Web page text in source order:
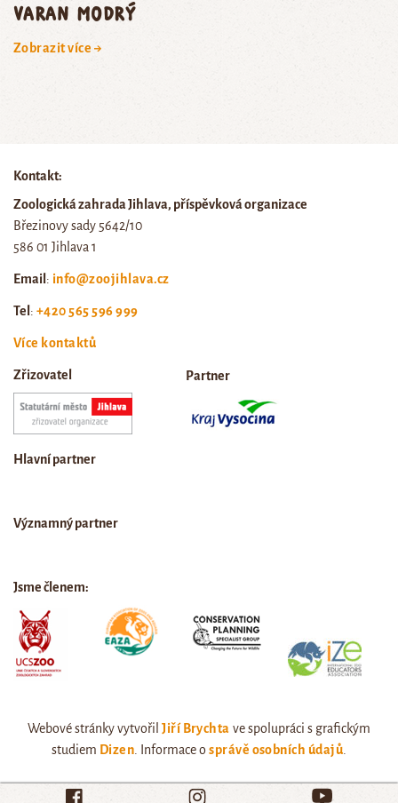
varan modrý
Zobrazit více →
Kontakt:
Zoologická zahrada Jihlava, příspěvková organizace
Březinovy sady 5642/10
586 01 Jihlava 1
Email : info@zoojihlava.cz
Tel : +420 565 596 999
Více kontaktů
Zřizovatel Partner
Hlavní partner
Významný partner
Jsme členem:
Webové stránky vytvořilJiří Brychta ve spolupráci s grafickým
studiem Dizen . Informace osprávě osobních údajů